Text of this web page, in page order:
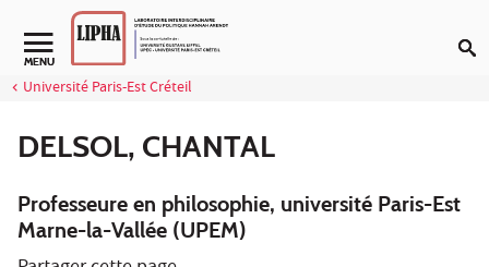
Aller au contenu
Navigation secondaire
MENU
Université Paris-Est Créteil
DELSOL, CHANTAL
Professeure en philosophie, université Paris-Est
Marne-la-Vallée (UPEM)